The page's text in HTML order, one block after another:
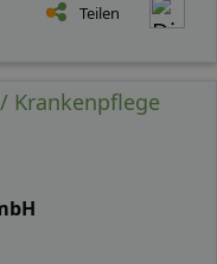
Teilen
Krankenpflege